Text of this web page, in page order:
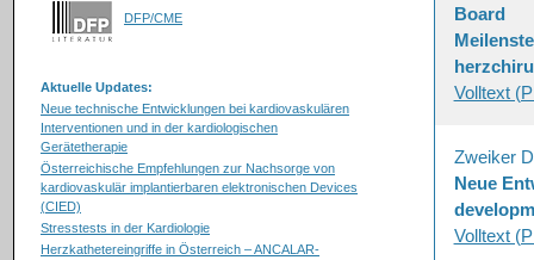
DFP/CME
Aktuelle Updates:
Neue technische Entwicklungen bei kardiovaskulären
Interventionen und in der kardiologischen
Gerätetherapie
Österreichische Empfehlungen zur Nachsorge von
kardiovaskulär implantierbaren elektronischen Devices
(CIED)
Stresstests in der Kardiologie
Herzkathetereingriffe in Österreich – ANCALAR-
Board
Volltext
Zweiker
Neue
Volltext